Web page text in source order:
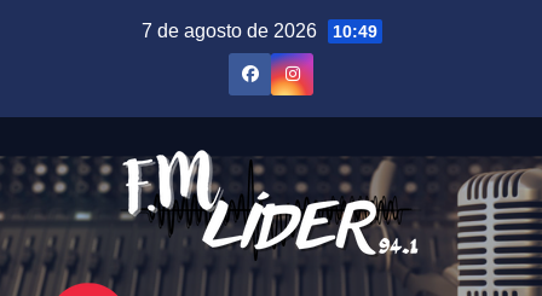
7 de agosto de 2026 10:49